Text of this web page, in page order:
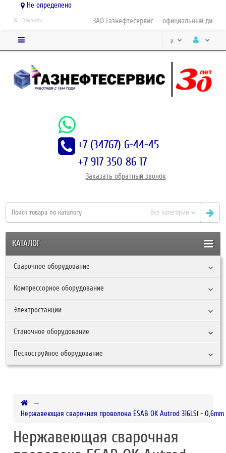
Не определено
ЗАО Газнефтесервис — официальный
× Закрыть
р.
+7 (34767) 6-44-45
+7 917 350 86 17
Заказать обратный звонок
Все категории
КАТАЛОГ
Сварочное оборудование
Компрессорное оборудование
Электростанции
Станочное оборудование
Пескоструйное оборудование
Нержавеющая сварочная проволока ESAB OK Autrod 316LSi -
Нержавеющая сварочная